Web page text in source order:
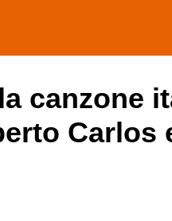
canzone
Carlos